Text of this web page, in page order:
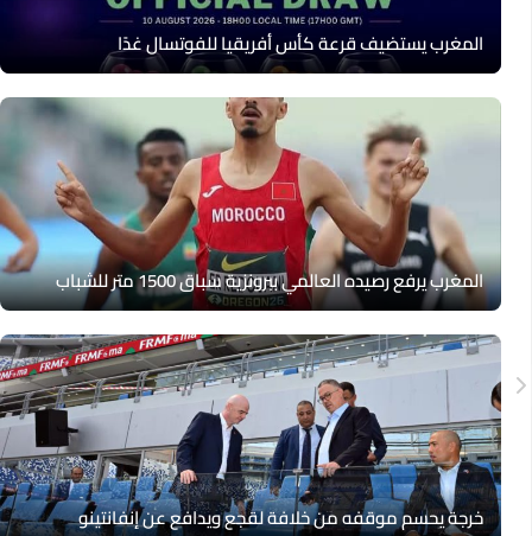
المغرب يستضيف قرعة كأس أفريقيا للفوتسال غدًا
المغرب يرفع رصيده العالمي ببرونزية سباق 1500 متر للشباب
خرجة يحسم موقفه من خلافة لقجع ويدافع عن إنفانتينو